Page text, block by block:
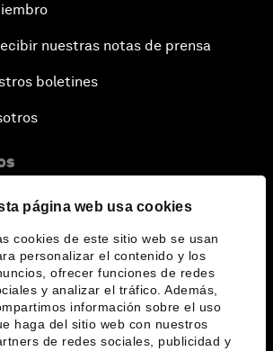
página web usa cookies
cookies de este sitio web se usan
personalizar el contenido y los
ofrecer funciones de redes
y analizar el tráfico. Además,
información sobre el uso
haga del sitio web con nuestros
de redes sociales, publicidad y
nuestras notas de prensa
boletines
el Foro
idiomas